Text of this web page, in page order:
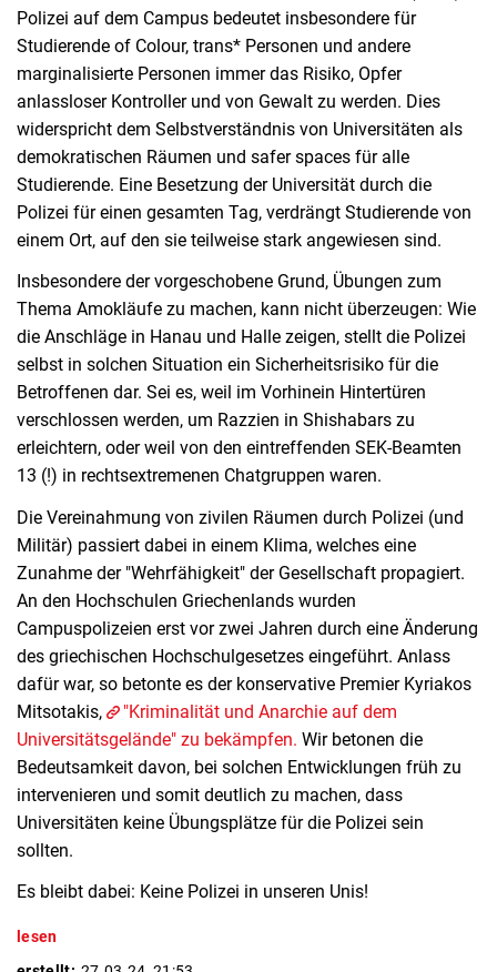
Polizei auf dem Campus bedeutet insbesondere für
Studierende of Colour, trans* Personen und andere
marginalisierte Personen immer das Risiko, Opfer
anlassloser Kontroller und von Gewalt zu werden. Dies
widerspricht dem Selbstverständnis von Universitäten als
demokratischen Räumen und safer spaces für alle
Studierende. Eine Besetzung der Universität durch die
Polizei für einen gesamten Tag, verdrängt Studierende von
einem Ort, auf den sie teilweise stark angewiesen sind.
Insbesondere der vorgeschobene Grund, Übungen zum
Thema Amokläufe zu machen, kann nicht überzeugen: Wie
die Anschläge in Hanau und Halle zeigen, stellt die Polizei
selbst in solchen Situation ein Sicherheitsrisiko für die
Betroffenen dar. Sei es, weil im Vorhinein Hintertüren
verschlossen werden, um Razzien in Shishabars zu
erleichtern, oder weil von den eintreffenden SEK-Beamten
13 (!) in rechtsextremenen Chatgruppen waren.
Die Vereinahmung von zivilen Räumen durch Polizei (und
Militär) passiert dabei in einem Klima, welches eine
Zunahme der "Wehrfähigkeit" der Gesellschaft propagiert.
An den Hochschulen Griechenlands wurden
Campuspolizeien erst vor zwei Jahren durch eine Änderung
des griechischen Hochschulgesetzes eingeführt. Anlass
dafür war, so betonte es der konservative Premier Kyriakos
Mitsotakis,
"Kriminalität und Anarchie auf dem
Universitätsgelände" zu bekämpfen. Wir betonen die
Bedeutsamkeit davon, bei solchen Entwicklungen früh zu
intervenieren und somit deutlich zu machen, dass
Universitäten keine Übungsplätze für die Polizei sein
sollten.
Es bleibt dabei: Keine Polizei in unseren Unis!
lesen